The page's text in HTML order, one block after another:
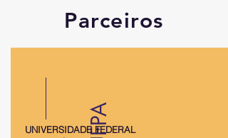
Parceiros
UFPA
UNIVERSIDADE FEDERAL